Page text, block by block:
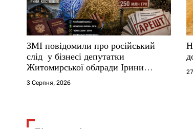
и
с
і
в
ЗМІ повідомили про російський
слід у бізнесі депутатки
Житомирської облради Ірини
Костюшко та чому можуть
арештувати її активи
3 Серпня, 2026